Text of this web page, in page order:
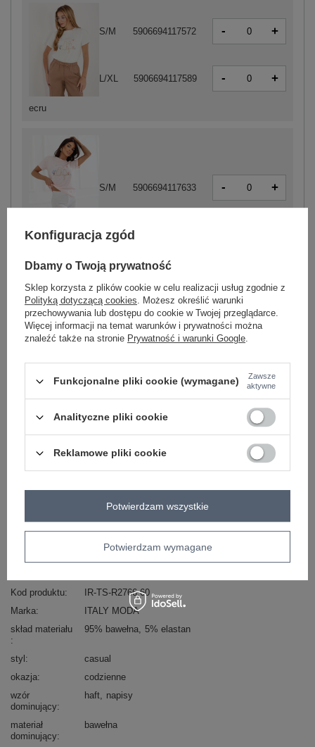
ecru
S/M 5906694117572 - +
L/XL 5906694117589 - +
jasny różowy
S/M 5906694117633 - +
S/M 5906694117619 -
L/XL 5906694117626 -
Zobacz wszystkie kolory (+1)
ZALOGUJ SIĘ I ZOBACZ CENĘ
Zadaj pytanie
skład materiału : 95% bawełna, 5% elastan
sposób prania : pranie w pralce w 30°C
Kod produktu
IR-TS-R2766.60
Marka
ITALY MODA
skład materiału
95% bawełna 5% elastan
styl
casual
okazja
codzienne
wzór
dominujący
haft napisy
materiał
dominujący
bawełna
Konfiguracja zgód
Dbamy o Twoją prywatność
Sklep korzysta z plików cookie w celu realizacji usług zgodnie z
Polityką dotyczącą cookies. Możesz określić warunki
przechowywania lub dostępu do cookie w Twojej przeglądarce.
Więcej informacji na temat warunków i prywatności można
znaleźć także na stronie Prywatność i warunki Google.
Funkcjonalne pliki cookie (wymagane)
Zawsze
aktywne
Analityczne pliki cookie
Reklamowe pliki cookie
Potwierdzam wymagane
Potwierdzam wszystkie